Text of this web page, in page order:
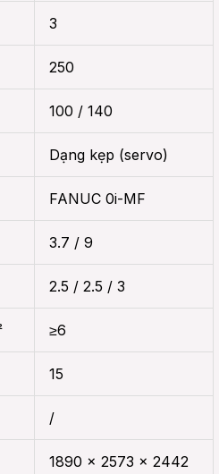
3
250
100 / 140
Dạng kẹp (servo)
FANUC 0i-MF
3.7 / 9
2.5 / 2.5 / 3
≥6
15
/
1890 x 2573 x 2442